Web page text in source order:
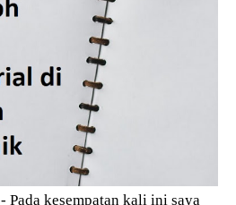
- Pada kesempatan kali ini saya